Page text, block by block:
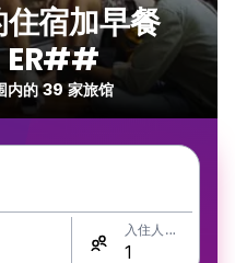
宿加早餐
ER##
内的 39 家旅馆
入住人数